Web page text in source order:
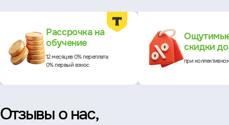
Рассрочка на
обучение
12 месяцев 0% переплата
0% первый взнос
скидки
при
Отзывы о нас,